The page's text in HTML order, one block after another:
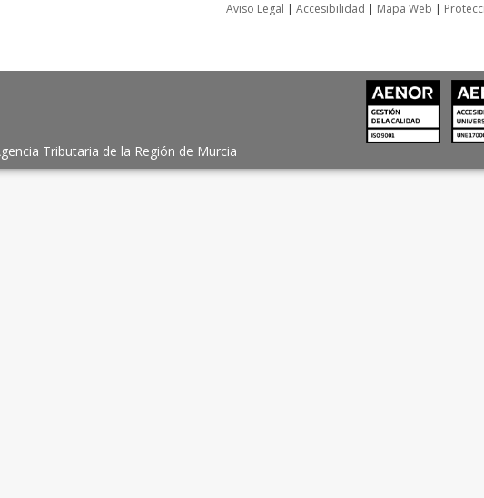
Aviso Legal | Accesibilidad | Mapa Web |
Tributaria de la Región de Murcia